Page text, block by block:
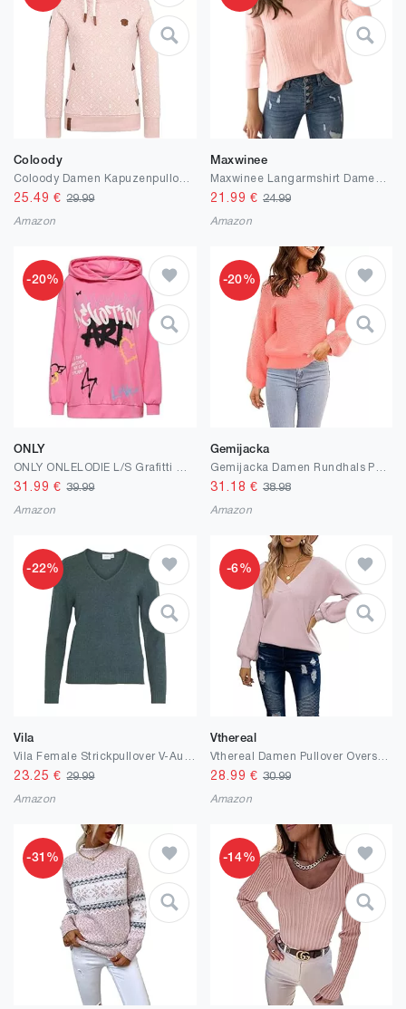
Coloody
25.49 €29.99
Amazon
Maxwinee
21.99 € 24.99
Amazon
-20%
ONLY
31.99 €39.99
Amazon
-20%
Gemijacka
31.18 € 38.98
Amazon
-22%
Vila
23.25 €29.99
Amazon
-6%
Vthereal
28.99 € 30.99
Amazon
-31% -14%